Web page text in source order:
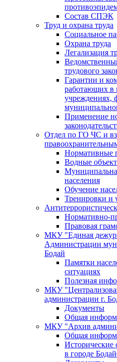
Состав СПЭК
Труд и охрана труда
Социальное
Охрана труда
Легализация
трудового
Гарантии и
работающих в
учреждениях,
Применение
Отдел по ГО ЧС и
Нормативные
Водные
населения
Обучение
Тренировки и
Нормативно-
Правовая
МКУ "Единая
Администрации
Бодай
Памятки
ситуациях
Полезная
МКУ
администрации г.
Документы
Общая
МКУ "Архив
Общая
Исторические
в городе